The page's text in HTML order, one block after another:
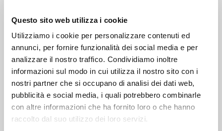
Questo sito web utilizza i cookie
Utilizziamo i cookie per personalizzare contenuti ed
annunci, per fornire funzionalità dei social media e per
analizzare il nostro traffico. Condividiamo inoltre
informazioni sul modo in cui utilizza il nostro sito con i
nostri partner che si occupano di analisi dei dati web,
pubblicità e social media, i quali potrebbero combinarle
con altre informazioni che ha fornito loro o che hanno
raccolto dal suo utilizzo dei loro servizi.
VIENI A CONOSCERCI